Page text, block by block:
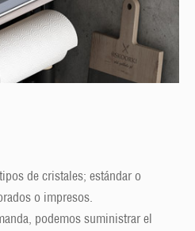
de cristales; estándar o
o impresos.
podemos suministrar el